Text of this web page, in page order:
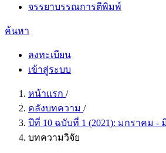
จรรยาบรรณการตีพิมพ์
ค้นหา
ลงทะเบียน
เข้าสู่ระบบ
หน้าแรก /
คลังบทความ /
ปีที่ 10 ฉบับที่ 1 (2021): มกราคม -
บทความวิจัย